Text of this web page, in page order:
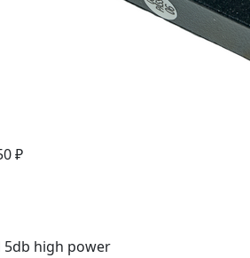
₽
5db high power